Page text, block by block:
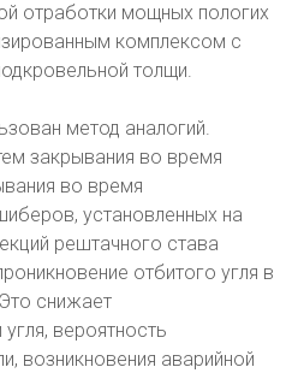
отработки мощных пологих
комплексом с
толщи.
метод аналогий.
закрывания во время
во время
установленных на
рештачного става
отбитого угля в
снижает
вероятность
возникновения аварийной